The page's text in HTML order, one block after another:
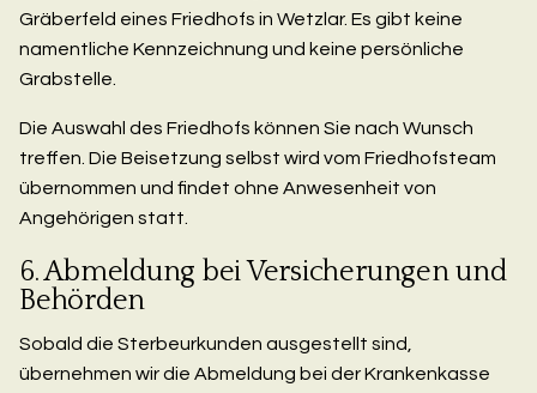
Gräberfeld eines Friedhofs in Wetzlar. Es gibt keine
namentliche Kennzeichnung und keine persönliche
Grabstelle.
Die Auswahl des Friedhofs können Sie nach Wunsch
treffen. Die Beisetzung selbst wird vom Friedhofsteam
übernommen und findet ohne Anwesenheit von
Angehörigen statt.
6. Abmeldung bei Versicherungen und
Behörden
Sobald die Sterbeurkunden ausgestellt sind,
übernehmen wir die Abmeldung bei der Krankenkasse